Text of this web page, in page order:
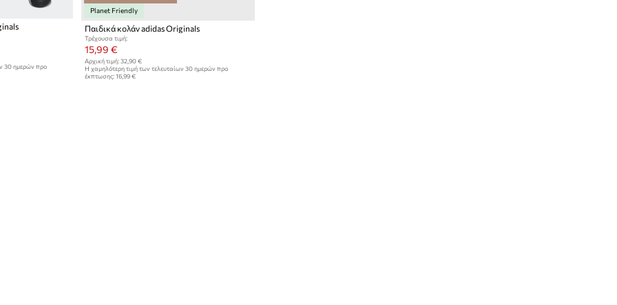
30 ημερών προ
Planet Friendly
Παιδικά κολάν adidas Originals
Τρέχουσα τιμή:
15,99 €
Αρχική τιμή: 32,90 €
Η χαμηλότερη τιμή των τελευταίων 30 ημερών προ
έκπτωσης: 16,99 €